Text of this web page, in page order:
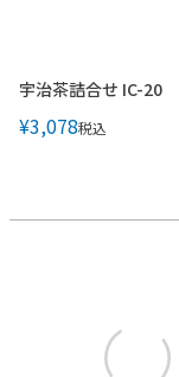
宇治茶詰合せ IC-20
¥3,078税込